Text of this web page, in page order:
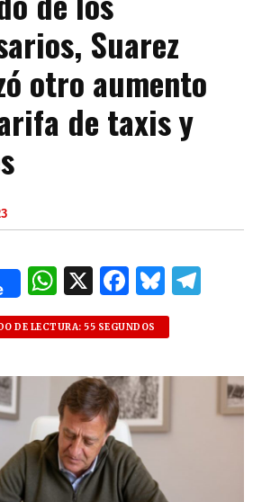
Suarez
otro aumento
de taxis y
W
h
at
s
A
p
p
X F
a
c
e
b
o
o
k
B
lu
es
k g
ra
m
DE LECTURA: 55 SEGUNDOS